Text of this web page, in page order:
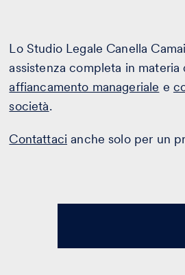
Lo Studio Legale Canella
assistenza completa in materia
affiancamento manageriale e
società.
Contattaci anche solo per un